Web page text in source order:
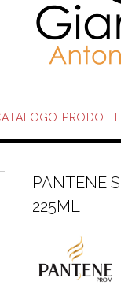
PRODOTTI
PANTENE
225ML